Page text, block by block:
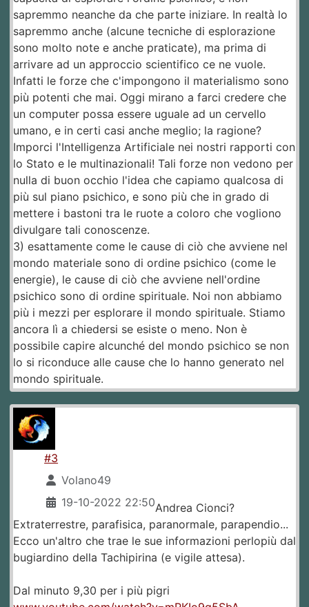
sapremmo neanche da che parte iniziare. In realtà lo
sapremmo anche (alcune tecniche di esplorazione
sono molto note e anche praticate), ma prima di
arrivare ad un approccio scientifico ce ne vuole.
Infatti le forze che c'impongono il materialismo sono
più potenti che mai. Oggi mirano a farci credere che
un computer possa essere uguale ad un cervello
umano, e in certi casi anche meglio; la ragione?
Imporci l'Intelligenza Artificiale nei nostri rapporti con
lo Stato e le multinazionali! Tali forze non vedono per
nulla di buon occhio l'idea che capiamo qualcosa di
più sul piano psichico, e sono più che in grado di
mettere i bastoni tra le ruote a coloro che vogliono
divulgare tali conoscenze.
3) esattamente come le cause di ciò che avviene nel
mondo materiale sono di ordine psichico (come le
energie), le cause di ciò che avviene nell'ordine
psichico sono di ordine spirituale. Noi non abbiamo
più i mezzi per esplorare il mondo spirituale. Stiamo
ancora lì a chiedersi se esiste o meno. Non è
possibile capire alcunché del mondo psichico se non
lo si riconduce alle cause che lo hanno generato nel
mondo spirituale.
#3
Volano49
19-10-2022 22:50Andrea Cionci?
Extraterrestre, parafisica, paranormale, parapendio...
Ecco un'altro che trae le sue informazioni perlopiù dal
bugiardino della Tachipirina (e vigile attesa).
Dal minuto 9,30 per i più pigri